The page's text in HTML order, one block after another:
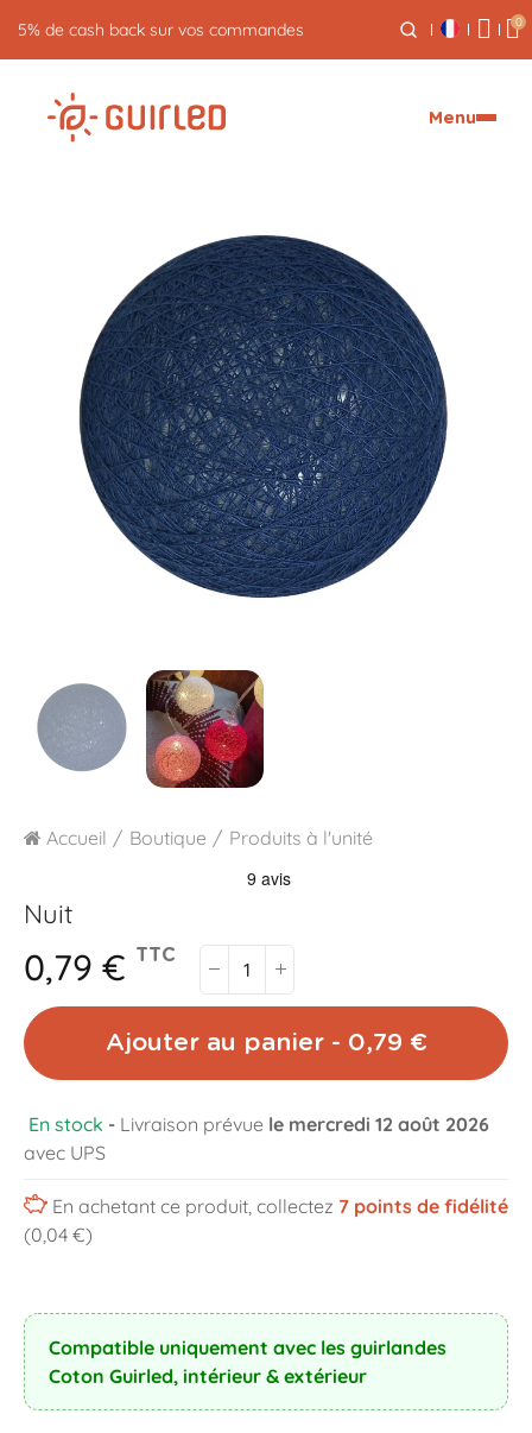
Retour gratuit pendant 30 jours 0
Menu
Accueil Boutique Produits à l'unité
Nuit
0,79 € TTC
Ajouter au panier - 0,79 €
En stock - Livraison prévue le mercredi 12 août 2026
avec UPS
En achetant ce produit, collectez 7points de fidélité
(0,04 €)
Compatible uniquement avec les guirlandes
Coton Guirled, intérieur & extérieur